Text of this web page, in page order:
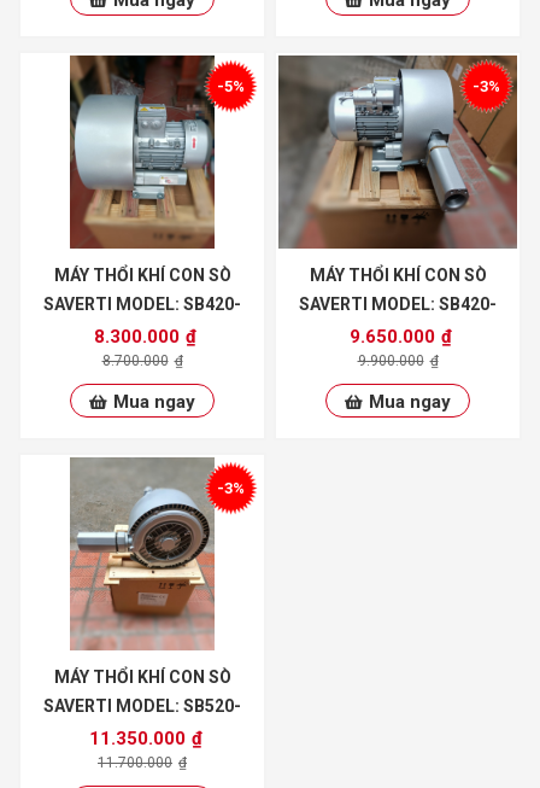
MÁY THỔI KHÍ CON SÒ
SAVERTI MODEL: SB420-
1500S2
8.300.000 ₫
8.700.000 ₫
Mua ngay
-5%
MÁY THỔI KHÍ CON SÒ
SAVERTI MODEL: SB420-
2200S2
9.650.000 ₫
9.900.000 ₫
Mua ngay
-3%
MÁY THỔI KHÍ CON SÒ
SAVERTI MODEL: SB520-
3000S2
11.350.000 ₫
11.700.000 ₫
-3%